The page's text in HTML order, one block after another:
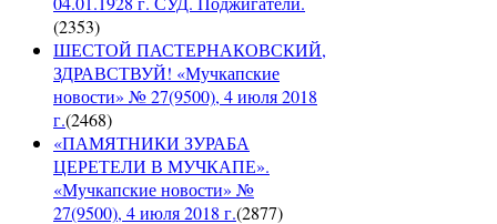
(2353)
ШЕСТОЙ ПАСТЕРНАКОВСКИЙ,
ЗДРАВСТВУЙ! «Мучкапские
новости» № 27(9500), 4 июля 2018
г.(2468)
«ПАМЯТНИКИ ЗУРАБА
ЦЕРЕТЕЛИ В МУЧКАПЕ».
«Мучкапские новости» №
27(9500), 4 июля 2018 г.(2877)